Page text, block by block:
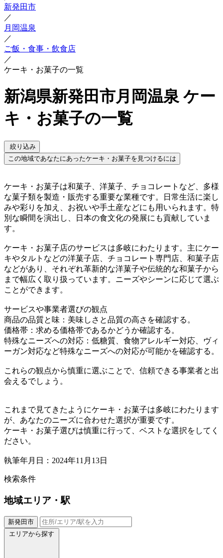
新発田市
／
月岡温泉
／
ご飯・食事・飲食店
／
ケーキ・お菓子の一覧
新潟県新発田市月岡温泉 ケー
キ・お菓子の一覧
絞り込み
この地域であなたにあったケーキ・お菓子を見つけるには
ケーキ・お菓子は和菓子、洋菓子、チョコレートなど、多様
な菓子類を製造・販売する重要な業種です。日常生活に楽し
みや彩りを加え、お祝いや手土産などにも用いられます。特
別な瞬間を演出し、日本の食文化の発展にも貢献していま
す。
ケーキ・お菓子店のサービスは多岐にわたります。主にケー
キやタルトなどの洋菓子店、チョコレート専門店、和菓子店
などがあり、それぞれ革新的な洋菓子や伝統的な和菓子から
まで幅広く取り扱っています。ニーズやシーンに応じて選ぶ
ことができます。
サービスや事業者選びの観点
商品の品質と味：美味しさと品質の高さを確認する。
価格帯：求める価格帯であるかどうか確認する。
特殊なニーズへの対応：低糖質、食物アレルギー対応、ヴィ
ーガン対応など特殊なニーズへの対応が可能かを確認する。
これらの観点から慎重に選ぶことで、信頼できる事業者と出
会えるでしょう。
これまで見てきたようにケーキ・お菓子は多岐にわたります
が、あなたのニーズに合わせた選択が重要です。
ケーキ・お菓子選びは慎重に行って、ベストな選択をしてく
ださい。
執筆年月日：2024年11月13日
検索条件
地域エリア・駅
新発田市
エリアから探す